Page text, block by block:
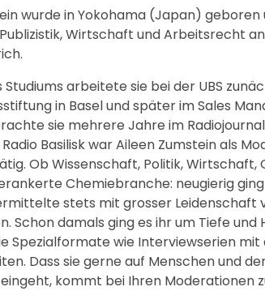
wurde in Yokohama (Japan) geboren
Wirtschaft und Arbeitsrecht
arbeitete sie bei der UBS
in Basel und später im Sales
sie mehrere Jahre im
Basilisk war Aileen Zumstein als
Ob Wissenschaft, Politik,
Chemiebranche: neugierig
stets mit grosser Leidenschaft
Schon damals ging es ihr um Tiefe und
Spezialformate wie Interviewserien mit
Dass sie gerne auf Menschen und
kommt bei Ihren Moderationen